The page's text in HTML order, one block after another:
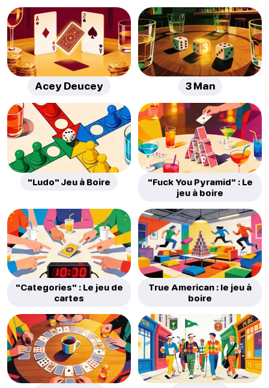
Acey Deucey 3 Man
"Ludo" Jeu à Boire
"Fuck You Pyramid" : Le
jeu à boire
"Categories" : Le jeu de
cartes
True American : le jeu à
boire